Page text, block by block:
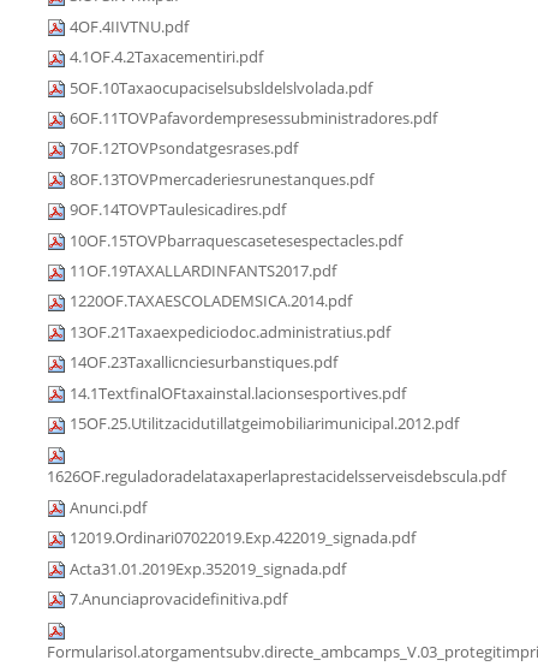
4OF.4IIVTNU.pdf
4.1OF.4.2Taxacementiri.pdf
5OF.10Taxaocupaciselsubsldelslvolada.pdf
6OF.11TOVPafavordempresessubministradores.pdf
7OF.12TOVPsondatgesrases.pdf
8OF.13TOVPmercaderiesrunestanques.pdf
9OF.14TOVPTaulesicadires.pdf
10OF.15TOVPbarraquescasetesespectacles.pdf
11OF.19TAXALLARDINFANTS2017.pdf
1220OF.TAXAESCOLADEMSICA.2014.pdf
13OF.21Taxaexpediciodoc.administratius.pdf
14OF.23Taxallicnciesurbanstiques.pdf
14.1TextfinalOFtaxainstal.lacionsesportives.pdf
15OF.25.Utilitzacidutillatgeimobiliarimunicipal.2012.pdf
1626OF.reguladoradelataxaperlaprestacidelsserveisdebscula.pdf
Anunci.pdf
12019.Ordinari07022019.Exp.422019_signada.pdf
Acta31.01.2019Exp.352019_signada.pdf
7.Anunciaprovacidefinitiva.pdf